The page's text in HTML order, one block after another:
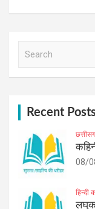
Recent
08/
हिन्दी